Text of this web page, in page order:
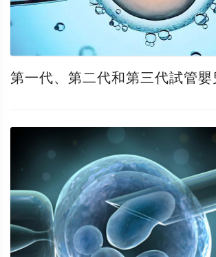
第一代、第二代和第三代試管嬰